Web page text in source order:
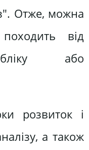
Отже, можна
від
або
розвиток і
а також